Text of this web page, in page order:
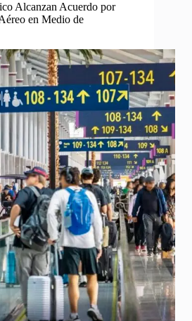
Alcanzan Acuerdo por
en Medio de